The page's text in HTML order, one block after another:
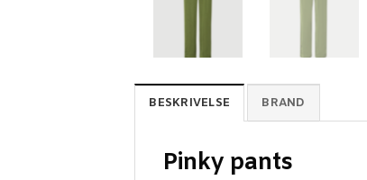
BESKRIVELSE BRAND
Pinky pants